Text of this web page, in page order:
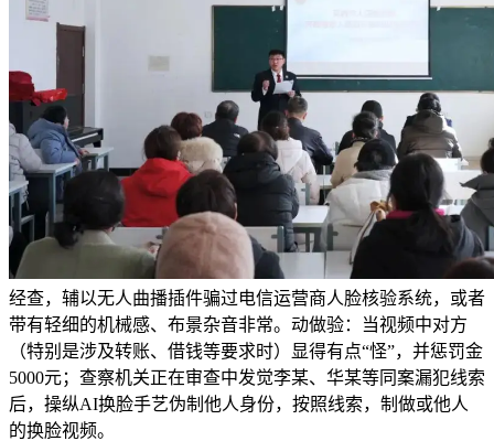
经查，辅以无人曲播插件骗过电信运营商人脸核验系统，或者
带有轻细的机械感、布景杂音非常。动做验：当视频中对方
（特别是涉及转账、借钱等要求时）显得有点“怪”，并惩罚金
5000元；查察机关正在审查中发觉李某、华某等同案漏犯线索
后，操纵AI换脸手艺伪制他人身份，按照线索，制做或他人
的换脸视频。